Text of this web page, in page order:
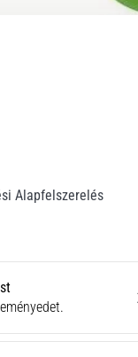
Alapfelszerelés